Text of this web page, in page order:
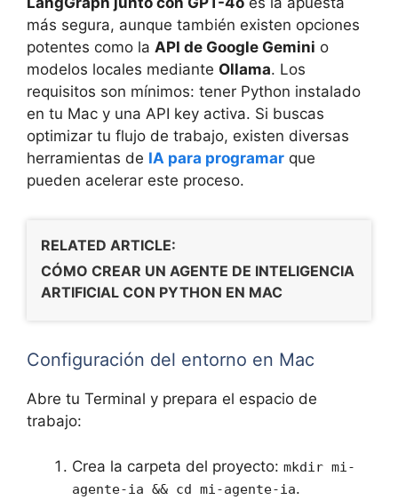
más segura, aunque también existen opciones
potentes como la API de Google Gemini o
modelos locales mediante Ollama. Los
requisitos son mínimos: tener Python instalado
en tu Mac y una API key activa. Si buscas
optimizar tu flujo de trabajo, existen diversas
herramientas de IA para programar que
pueden acelerar este proceso.
RELATED ARTICLE:
CÓMO CREAR UN AGENTE DE INTELIGENCIA
ARTIFICIAL CON PYTHON EN MAC
Configuración del entorno en Mac
Abre tu Terminal y prepara el espacio de
trabajo:
Crea la carpeta del proyecto: mkdir mi-
agente-ia && cd mi-agente-ia.